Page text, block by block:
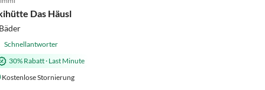
Das Häusl
Schnellantworter
30% Rabatt· Last Minute
Kostenlose Stornierung